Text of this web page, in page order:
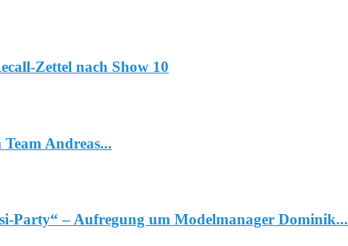
Zettel nach Show 10
Andreas...
Party“ – Aufregung um Modelmanager Dominik...